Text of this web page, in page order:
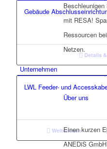
mit RESA!
Ressourcen
Netzen.
Unternehmen
Über uns
Einen kurzen
ANEDiS
Gebäude
Details
LWL Feeder- und
Weiterlesen